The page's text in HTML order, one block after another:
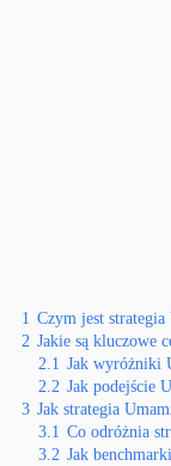
1 Czym jest
2 Jakie są kluczowe
2.1 Jak wyróżniki
2.2 Jak podejście
3 Jak strategia
3.1 Co odróżnia
3.2 Jak